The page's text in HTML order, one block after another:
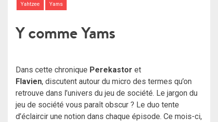
Yahtzee Yams
Y comme Yams
Dans cette chronique Perekastor et
Flavien, discutent autour du micro des termes qu’on
retrouve dans l’univers du jeu de société. Le jargon du
jeu de société vous paraît obscur ? Le duo tente
d’éclaircir une notion dans chaque épisode. Ce mois-ci,